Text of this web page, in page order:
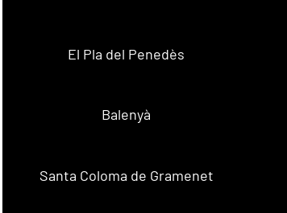
El Pla del Penedès
Balenyà
Santa Coloma de Gramenet